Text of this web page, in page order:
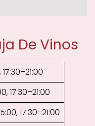
De Vinos
17:30–21:00
17:30–21:00